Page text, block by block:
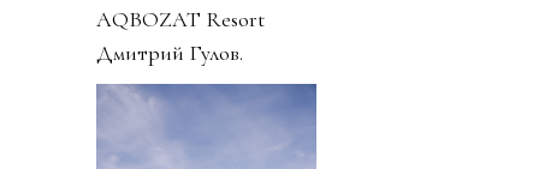
AQBOZAT Resort
Дмитрий Гулов.